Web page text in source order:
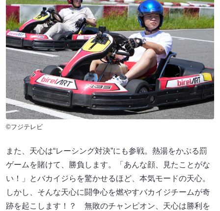
©フジテレビ
また、天心は“レーシング対決”にも参戦。熱湯をかぶる罰
ゲームを賭けて、勝負します。「あんな顔、見たことがな
い！」とバカイジらを驚かせるほど、本気モードの天心。
しかし、そんな天心に闘争心を燃やすバカイジチームが奇
跡を起こします！？ 無敗のチャンピオン、天心は勝利を